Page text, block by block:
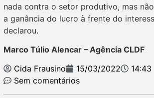
nada contra o setor produtivo, mas
a ganância do lucro à frente do
declarou.
Marco Túlio Alencar – Agência CLDF
Cida Frausino
15/03/2022
14:43
Sem comentários